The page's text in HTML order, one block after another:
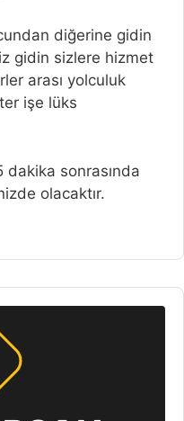
diğerine gidin
gidin sizlere hizmet
arası yolculuk
işe lüks
sonrasında
olacaktır.